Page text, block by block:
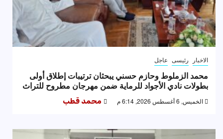
الاخبار رئيسى عاجل
محمد الزملوط وحازم حسني يبحثان ترتيبات إطلاق أولى
بطولات نادي الأجواد للرماية ضمن مهرجان مطروح للتراث
الخميس, 6 أغسطس 2026, 6:14 م محمد قطب